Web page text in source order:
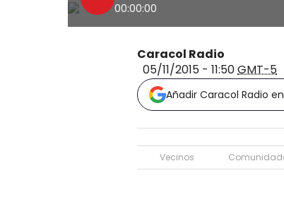
00:00:00
Caracol Radio
05/11/2015 - 11:50GMT-5
Añadir Caracol Radio
Vecinos